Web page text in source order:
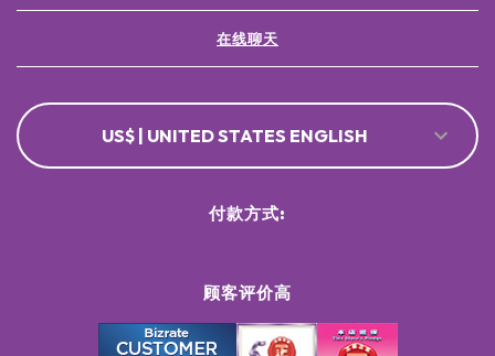
在线聊天
US$ | UNITED STATES ENGLISH
顾客评价高
付款方式: